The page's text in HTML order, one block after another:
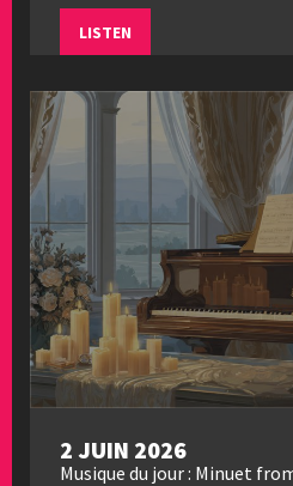
LISTEN
2 JUIN 2026
Musique du jour : Minuet